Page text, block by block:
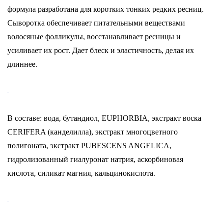
формула разработана для коротких тонких редких ресниц.
Сыворотка обеспечивает питательными веществами
волосяные фолликулы, восстанавливает ресницы и
усиливает их рост. Дает блеск и эластичность, делая их
длиннее.
В составе: вода, бутандиол, EUPHORBIA, экстракт воска
CERIFERA (канделилла), экстракт многоцветного
полигоната, экстракт PUBESCENS ANGELICA,
гидролизованный гиалуронат натрия, аскорбиновая
кислота, силикат магния, кальцинокислота.